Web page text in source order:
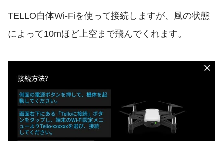
TELLO自体Wi-Fiを使って接続しますが、風の状態
によって10mほど上空まで飛んでくれます。